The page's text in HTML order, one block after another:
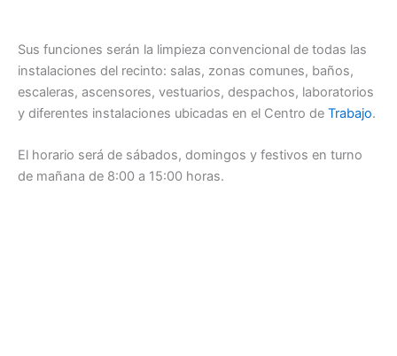
Sus funciones serán la limpieza convencional de todas las
instalaciones del recinto: salas, zonas comunes, baños,
escaleras, ascensores, vestuarios, despachos, laboratorios
y diferentes instalaciones ubicadas en el Centro de Trabajo.
El horario será de sábados, domingos y festivos en turno
de mañana de 8:00 a 15:00 horas.